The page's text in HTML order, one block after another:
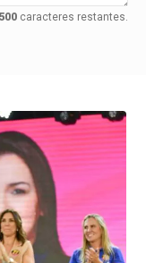
500caracteres restantes.